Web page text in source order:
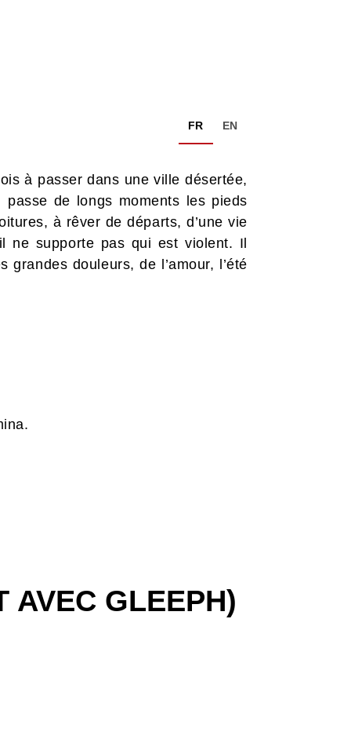
FR EN
à passer dans une ville désertée,
de longs moments les pieds
à rêver de départs, d’une vie
ne supporte pas qui est violent. Il
douleurs, de l’amour, l’été
AVEC GLEEPH)